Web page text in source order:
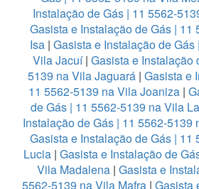
Instalação de Gás | 11 5562-
Gasista e Instalação de Gás | 11
Isa| Gasista e Instalação de
Vila Jacuí| Gasista e Instalação
5139 na Vila Jaguará| Gasista e
11 5562-5139 na Vila Joaniza|
de Gás | 11 5562-5139 na Vila
Instalação de Gás | 11 5562-5139
Gasista e Instalação de Gás | 11
Lucia| Gasista e Instalação de
Vila Madalena | Gasista e
5562-5139 na Vila Mafra | Gasista